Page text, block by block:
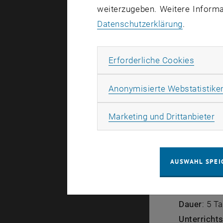
Steuerung
im
Ziele des
procon
Jetzt
Dauer: 5
weiterzugeben. Weitere
Datenschutzerklärung.
Erforderliche Cookies
Anonymisierte
Marketing und Drittanbieter
AUSWAHL